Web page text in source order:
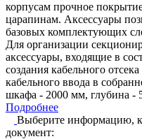
корпусам прочное
царапинам. Аксессуары
базовых комплектующих
Для организации
аксессуары, входящие в
создания кабельного
кабельного ввода в
шкафа - 2000 мм, глубина -
Подробнее
Выберите информацию,
документ: